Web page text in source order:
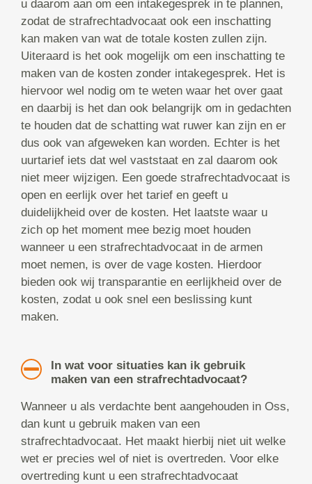
u daarom aan om een intakegesprek in te plannen,
zodat de strafrechtadvocaat ook een inschatting
kan maken van wat de totale kosten zullen zijn.
Uiteraard is het ook mogelijk om een inschatting te
maken van de kosten zonder intakegesprek. Het is
hiervoor wel nodig om te weten waar het over gaat
en daarbij is het dan ook belangrijk om in gedachten
te houden dat de schatting wat ruwer kan zijn en er
dus ook van afgeweken kan worden. Echter is het
uurtarief iets dat wel vaststaat en zal daarom ook
niet meer wijzigen. Een goede strafrechtadvocaat is
open en eerlijk over het tarief en geeft u
duidelijkheid over de kosten. Het laatste waar u
zich op het moment mee bezig moet houden
wanneer u een strafrechtadvocaat in de armen
moet nemen, is over de vage kosten. Hierdoor
bieden ook wij transparantie en eerlijkheid over de
kosten, zodat u ook snel een beslissing kunt
maken.
In wat voor situaties kan ik gebruik
maken van een strafrechtadvocaat?
Wanneer u als verdachte bent aangehouden in Oss,
dan kunt u gebruik maken van een
strafrechtadvocaat. Het maakt hierbij niet uit welke
wet er precies wel of niet is overtreden. Voor elke
overtreding kunt u een strafrechtadvocaat